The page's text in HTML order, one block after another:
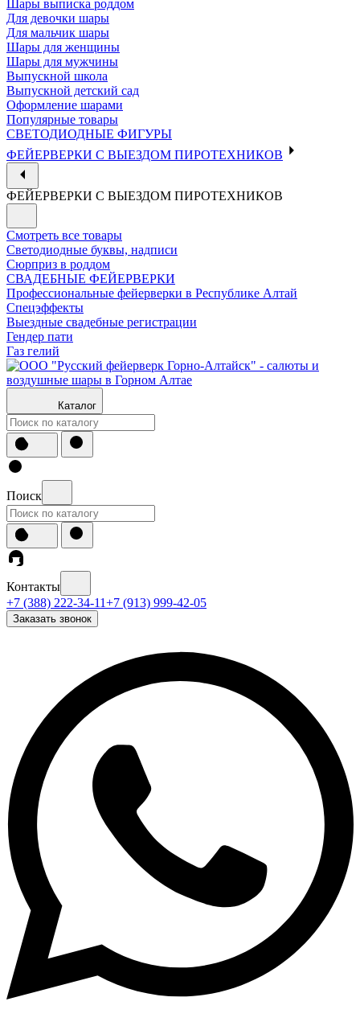
Шары выписка роддом
Для девочки шары
Для мальчик шары
Шары для женщины
Шары для мужчины
Выпускной школа
Выпускной детский сад
Оформление шарами
Популярные товары
СВЕТОДИОДНЫЕ ФИГУРЫ
ФЕЙЕРВЕРКИ С ВЫЕЗДОМ ПИРОТЕХНИКОВ
ФЕЙЕРВЕРКИ С ВЫЕЗДОМ ПИРОТЕХНИКОВ
Смотреть все товары
Светодиодные буквы, надписи
Сюрприз в роддом
СВАДЕБНЫЕ ФЕЙЕРВЕРКИ
Профессиональные фейерверки в Республике Алтай
Спецэффекты
Выездные свадебные регистрации
Гендер пати
Газ гелий
Каталог
Поиск
Контакты
+7 (388) 222-34-11+7 (913) 999-42-05
Заказать звонок